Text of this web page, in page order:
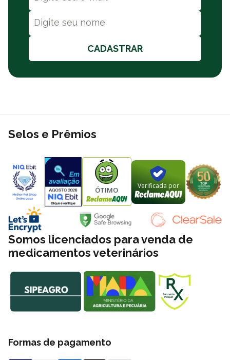
CADASTRAR
Selos e Prêmios
ÓTIMO Verificada por
Somos licenciados para venda de
medicamentos veterinários
Formas de pagamento